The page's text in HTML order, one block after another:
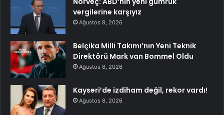
vergilerine karşıyız
Ağustos 8, 2026
Belçika Milli Takımı’nın Yeni Teknik
Direktörü Mark van Bommel Oldu
Ağustos 8, 2026
Kayseri’de izdiham değil, rekor vardı!
Ağustos 8, 2026